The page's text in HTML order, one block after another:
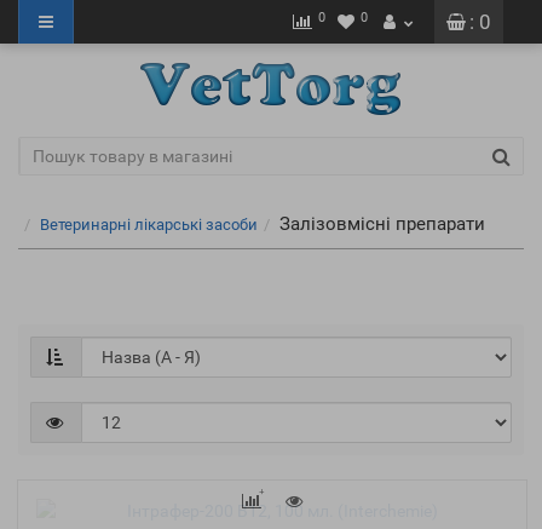
: 0
0 0
Ветеринарні лікарські засоби Залізовмісні препарати